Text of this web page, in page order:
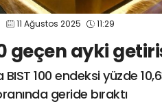
11 Ağustos 2025 11:29
geçen ayki
100 endeksi yüzde
geride bıraktı